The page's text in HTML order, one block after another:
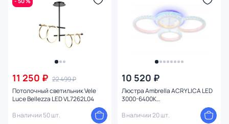
11 250 ₽ 22 499 ₽
Потолочный светильник Vele
Luce Bellezza LED VL7262L04
В наличии 50 шт.
10 520 ₽
Люстра Ambrella ACRYLICA LED
3000-6400К
(теплый,белый,холодный) 92W
FA9524
В наличии 20 шт.